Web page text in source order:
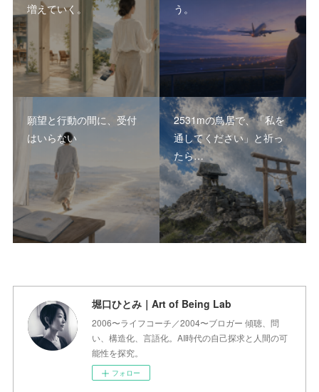
増えていく。
う。
願望と行動の間に、受付
はいらない
2531mの鳥居で、「私を
通してください」と祈っ
たら…
堀口ひとみ｜Art of Being Lab
2006〜ライフコーチ／2004〜ブロガー 傾聴、問
い、構造化、言語化。AI時代の自己探求と人間の可
能性を探究。
フォロー